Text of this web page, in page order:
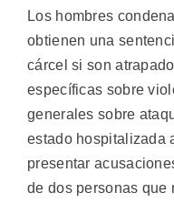
Los hombres
obtienen una
cárcel si son
específicas sobre
generales sobre
estado hospitalizada
presentar
de dos personas que